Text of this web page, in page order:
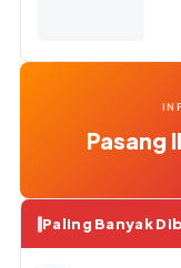
Pasang
Paling Banyak